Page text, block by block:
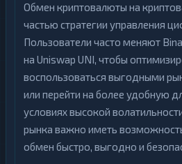
Обмен криптовалюты на
частью стратегии управления
Пользователи часто меняют
на Uniswap UNI, чтобы
воспользоваться выгодными
или перейти на более удобную
условиях высокой
рынка важно иметь
обмен быстро, выгодно и